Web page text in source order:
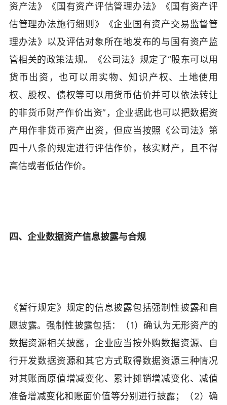
资产法》《国有资产评估管理办法》《国有资产评
估管理办法施行细则》《企业国有资产交易监督管
理办法》以及评估对象所在地发布的与国有资产监
管相关的政策法规。《公司法》规定了“股东可以用
货币出资，也可以用实物、知识产权、土地使用
权、股权、债权等可以用货币估价并可以依法转让
的非货币财产作价出资”，企业据此也可以把数据资
产用作非货币资产出资，但应当按照《公司法》第
四十八条的规定进行评估作价，核实财产，且不得
高估或者低估作价。
四、企业数据资产信息披露与合规
《暂行规定》规定的信息披露包括强制性披露和自
愿披露。强制性披露包括：（1）确认为无形资产的
数据资源相关披露，企业应当按外购数据资源、自
行开发数据资源和其它方式取得数据资源三种情况
对其账面原值增减变化、累计摊销增减变化、减值
准备增减变化和账面价值等分别进行披露；（2）确